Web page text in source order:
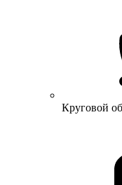
Круговой